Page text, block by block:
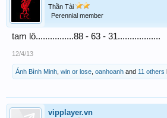
Thần Tài
Perennial member
tam lô................88 - 63 - 31..................
12/4/13
Ánh Bình Minh win or lose oanhoanh and 11 others
vipplayer.vn